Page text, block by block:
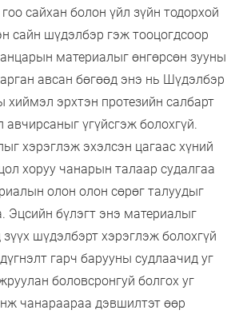
сайхан болон үйл зүйн тодорхой
сайн шүдэлбэр гэж тооцогдсоор
материалыг өнгөрсөн зууны
авсан бөгөөд энэ нь Шүдэлбэр
эрхтэн протезийн салбарт
үгүйсгэж болохгүй.
хэрэглэж эхэлсэн цагаас хүний
хоруу чанарын талаар судалгаа
олон олон сөрөг талуудыг
Эцсийн бүлэгт энэ материалыг
шүдэлбэрт хэрэглэж болохгүй
гарч барууны судлаачид уг
боловсронгуй болгох уг
чанараараа дэвшилтэт өөр